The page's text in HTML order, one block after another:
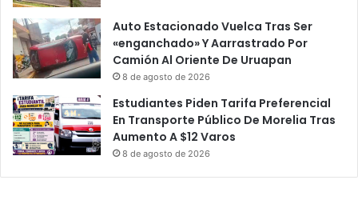
n
e
s
d
e
u
e
v
o
s
Auto Estacionado Vuelca Tras Ser
«enganchado» Y Aarrastrado Por
Camión Al Oriente De Uruapan
8 de agosto de 2026
Estudiantes Piden Tarifa Preferencial
En Transporte Público De Morelia Tras
Aumento A $12 Varos
8 de agosto de 2026